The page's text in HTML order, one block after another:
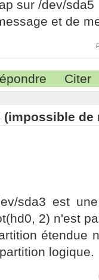
sur /dev/sda5
et de
Citer
(impossible
sda3 est
2) n'est
étendue
logique.